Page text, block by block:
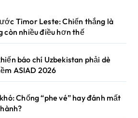
Timor Leste: Chiến thắng là
còn nhiều điều hơn thế
báo chí Uzbekistan phải dè
ASIAD 2026
Chống “phe vé” hay đánh mất